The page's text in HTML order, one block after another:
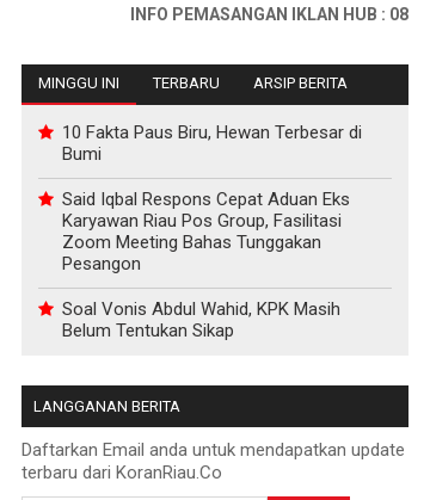
INFO PEMASANGAN IKLAN HUB : 0811767335
MINGGU INI TERBARU ARSIP BERITA
10 Fakta Paus Biru, Hewan Terbesar di
Bumi
Said Iqbal Respons Cepat Aduan Eks
Karyawan Riau Pos Group, Fasilitasi
Zoom Meeting Bahas Tunggakan
Pesangon
Soal Vonis Abdul Wahid, KPK Masih
Belum Tentukan Sikap
LANGGANAN BERITA
Daftarkan Email anda untuk mendapatkan update
terbaru dari KoranRiau.Co